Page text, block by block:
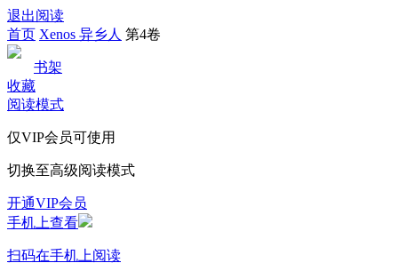
退出阅读
首页 Xenos 异乡人 第4卷
书架
收藏
阅读模式
仅VIP会员可使用
切换至高级阅读模式
开通VIP会员
手机上查看
扫码在手机上阅读